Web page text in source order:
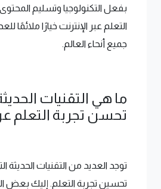
بفعل التكنولوجيا وتسليم
التعلم عبر الإنترنت خيارًا ملائمًا
جميع أنحاء العالم.
ما هي التقنيات
تحسن تجربة التعلم
توجد العديد من التقنيات
تحسين تجربة التعلم. إليك بعض